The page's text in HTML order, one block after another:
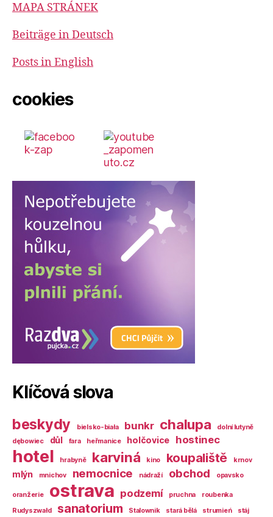
MAPA STRÁNEK
Beiträge in Deutsch
Posts in English
cookies
Klíčová slova
beskydy bielsko-biała bunkr chalupa
dolní lutyně
dębowiec
důl fara heřmanice holčovice hostinec
hotel hrabyně karviná kino koupaliště krnov
mlýn mnichov nemocnice nádraží obchod opavsko
oranžerie ostrava podzemí pruchna
roubenka
Rudyszwałd
sanatorium Stalownik stará bělá strumień stáj